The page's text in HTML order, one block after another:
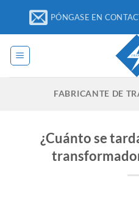
contenido
PÓNGASE EN
FABRICANTE DE
¿Cuánto se